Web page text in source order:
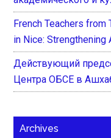
French Teachers from
in Nice: Strengthening
Действующий
Центра ОБСЕ в
Archives